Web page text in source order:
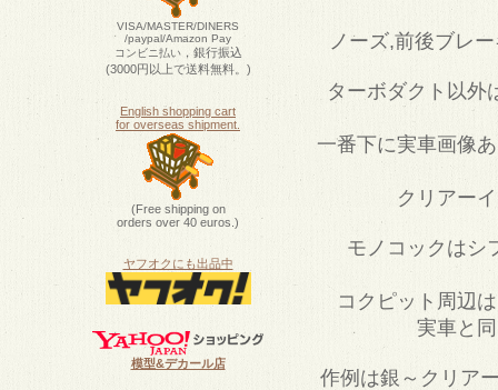
ノーズ,前後ブレ
ターボダクト以外
一番下に実車画像
クリアー
モノコックはシ
コクピット周辺
実車と
作例は銀～クリア
VISA/MASTER/DINERS
/paypal/Amazon Pay
コンビニ払い，銀行振込
(3000円以上で送料無料。)
English shopping cart
for overseas shipment.
(Free shipping on
orders over 40 euros.)
ヤフオクにも出品中
模型&デカール店